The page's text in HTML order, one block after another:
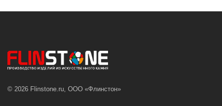
© 2026 Flinstone.ru, ООО «Флинстон»